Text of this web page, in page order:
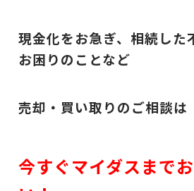
現金化をお急ぎ、相続した
お困りのことなど
売却・買い取りのご相談は
今すぐマイダスまで